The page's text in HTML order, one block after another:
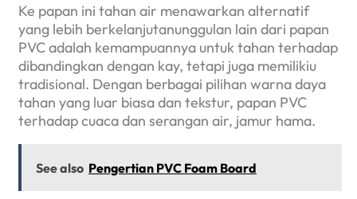
Ke papan ini tahan air menawarkan alternatif
yang lebih berkelanjutanunggulan lain dari papan
PVC adalah kemampuannya untuk tahan terhadap
dibandingkan dengan kay, tetapi juga memilikiu
tradisional. Dengan berbagai pilihan warna daya
tahan yang luar biasa dan tekstur, papan PVC
terhadap cuaca dan serangan air, jamur hama.
See also Pengertian PVC Foam Board